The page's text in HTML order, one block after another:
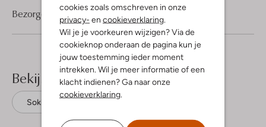
cookies zoals omschreven in onze
privacy- en cookieverklaring.
Wil je je voorkeuren wijzigen? Via de
cookieknop onderaan de pagina kun je
jouw toestemming ieder moment
intrekken. Wil je meer informatie of een
klacht indienen? Ga naar onze
cookieverklaring.
Bezorgen & retourneren
Bekijk meer
Sokken Mp Denmark